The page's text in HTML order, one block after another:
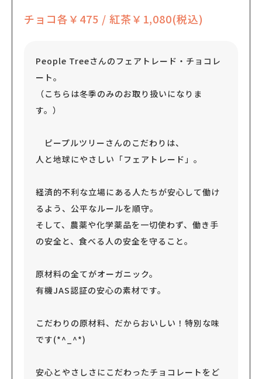
チョコ各￥475 / 紅茶￥1,080(税込)
People Treeさんのフェアトレード・チョコレ
ート。
（こちらは冬季のみのお取り扱いになりま
す。）
ピープルツリーさんのこだわりは、
人と地球にやさしい「フェアトレード」。
経済的不利な立場にある人たちが安心して働け
るよう、公平なルールを順守。
そして、農薬や化学薬品を一切使わず、働き手
の安全と、食べる人の安全を守ること。
原材料の全てがオーガニック。
有機JAS認証の安心の素材です。
こだわりの原材料、だからおいしい！特別な味
です(*^_^*)
安心とやさしさにこだわったチョコレートをど